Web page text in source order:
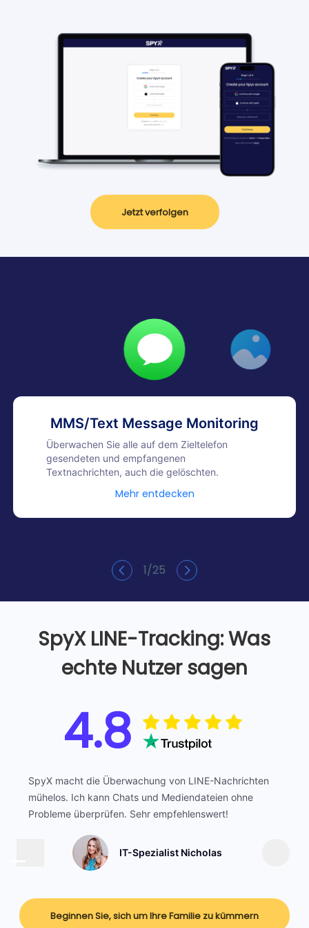
Jetzt verfolgen
MMS/Text Message Monitoring
Überwachen Sie alle auf dem Zieltelefon
gesendeten und empfangenen
Textnachrichten, auch die gelöschten.
Mehr entdecken
1/25
SpyX LINE-Tracking: Was
echte Nutzer sagen
4.8
SpyX macht die Überwachung von LINE-Nachrichten
mühelos. Ich kann Chats und Mediendateien ohne
Probleme überprüfen. Sehr empfehlenswert!
IT-Spezialist Nicholas
Beginnen Sie, sich um Ihre Familie zu kümmern